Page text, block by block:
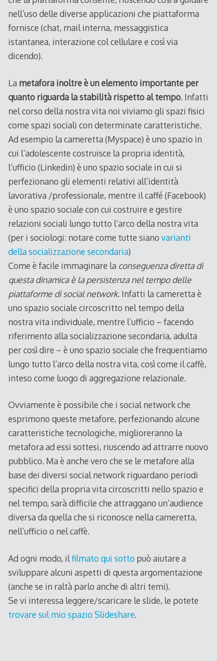
nell’uso delle diverse applicazioni che piattaforma
fornisce (chat, mail interna, messaggistica
istantanea, interazione col cellulare e così via
dicendo).
La metafora inoltre è un elemento importante per
quanto riguarda la stabilità rispetto al tempo. Infatti
nel corso della nostra vita noi viviamo gli spazi fisici
come spazi sociali con determinate caratteristiche.
Ad esempio la cameretta (Myspace) è uno spazio in
cui l’adolescente costruisce la propria identità,
l’ufficio (Linkedin) è uno spazio sociale in cui si
perfezionano gli elementi relativi all’identità
lavorativa /professionale, mentre il caffé (Facebook)
è uno spazio sociale con cui costruire e gestire
relazioni sociali lungo tutto l’arco della nostra vita
(per i sociologi: notare come tutte siano varianti
della socializzazione secondaria)
Come è facile immaginare la conseguenza diretta di
questa dinamica è la persistenza nel tempo delle
piattaforme di social network. Infatti la cameretta è
uno spazio sociale circoscritto nel tempo della
nostra vita individuale, mentre l’ufficio – facendo
riferimento alla socializzazione secondaria, adulta
per così dire – è uno spazio sociale che frequentiamo
lungo tutto l’arco della nostra vita, così come il caffè,
inteso come luogo di aggregazione relazionale.
Ovviamente è possibile che i social network che
esprimono queste metafore, perfezionando alcune
caratteristiche tecnologiche, miglioreranno la
metafora ad essi sottesi, riuscendo ad attrarre nuovo
pubblico. Ma è anche vero che se le metafore alla
base dei diversi social network riguardano periodi
specifici della propria vita circoscritti nello spazio e
nel tempo, sarà difficile che attraggano un’audience
diversa da quella che si riconosce nella cameretta,
nell’ufficio o nel caffè.
Ad ogni modo, ilfilmato qui sottopuò aiutare a
sviluppare alcuni aspetti di questa argomentazione
(anche se in raltà parlo anche di altri temi).
Se vi interessa leggere/scaricare le slide, le potete
trovare sul mio spazio Slideshare.